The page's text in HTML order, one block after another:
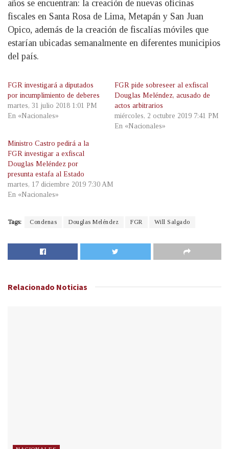
años se encuentran: la creación de nuevas oficinas
fiscales en Santa Rosa de Lima, Metapán y San Juan
Opico, además de la creación de fiscalías móviles que
estarían ubicadas semanalmente en diferentes municipios
del país.
FGR investigará a diputados
por incumplimiento de deberes
martes, 31 julio 2018 1:01 PM
En «Nacionales»
FGR pide sobreseer al exfiscal
Douglas Meléndez, acusado de
actos arbitrarios
miércoles, 2 octubre 2019 7:41 PM
En «Nacionales»
Ministro Castro pedirá a la
FGR investigar a exfiscal
Douglas Meléndez por
presunta estafa al Estado
martes, 17 diciembre 2019 7:30 AM
En «Nacionales»
Tags: Condenas Douglas Meléndez FGR Will Salgado
Relacionado Noticias